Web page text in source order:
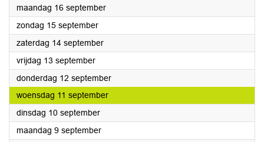
maandag 16 september2024
zondag 15 september2024
zaterdag 14 september2024
vrijdag 13 september2024
donderdag 12 september2024
woensdag 11 september2024
dinsdag 10 september2024
maandag 9 september2024